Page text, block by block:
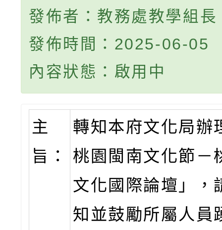
發佈者：教務處教學組長
發佈時間：2025-06-05
內容狀態：啟用中
主
旨：
轉知本府文化局辦
桃園閩南文化節－
文化國際論壇」，
知並鼓勵所屬人員